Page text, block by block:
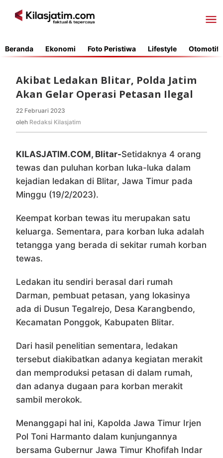
Beranda Ekonomi Foto Peristiwa Lifestyle Otomotif
Akibat Ledakan Blitar, Polda Jatim
Akan Gelar Operasi Petasan Ilegal
22 Februari 2023
Redaksi
oleh Redaksi Kilasjatim
KILASJATIM.COM, Blitar-Setidaknya 4 orang
tewas dan puluhan korban luka-luka dalam
kejadian ledakan di Blitar, Jawa Timur pada
Minggu (19/2/2023).
Keempat korban tewas itu merupakan satu
keluarga. Sementara, para korban luka adalah
tetangga yang berada di sekitar rumah korban
tewas.
Ledakan itu sendiri berasal dari rumah
Darman, pembuat petasan, yang lokasinya
ada di Dusun Tegalrejo, Desa Karangbendo,
Kecamatan Ponggok, Kabupaten Blitar.
Dari hasil penelitian sementara, ledakan
tersebut diakibatkan adanya kegiatan merakit
dan memproduksi petasan di dalam rumah,
dan adanya dugaan para korban merakit
sambil merokok.
Menanggapi hal ini, Kapolda Jawa Timur Irjen
Pol Toni Harmanto dalam kunjungannya
bersama Gubernur Jawa Timur Khofifah Indar